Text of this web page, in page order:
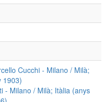
Cucchi - Milano / Milà;
1903)
- Milano / Milà; Itàlia (anys